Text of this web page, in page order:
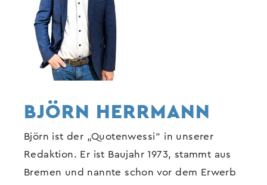
BJÖRN HERRMANN
Björn ist der „Quotenwessi“ in unserer
Redaktion. Er ist Baujahr 1973, stammt aus
Bremen und nannte schon vor dem Erwerb